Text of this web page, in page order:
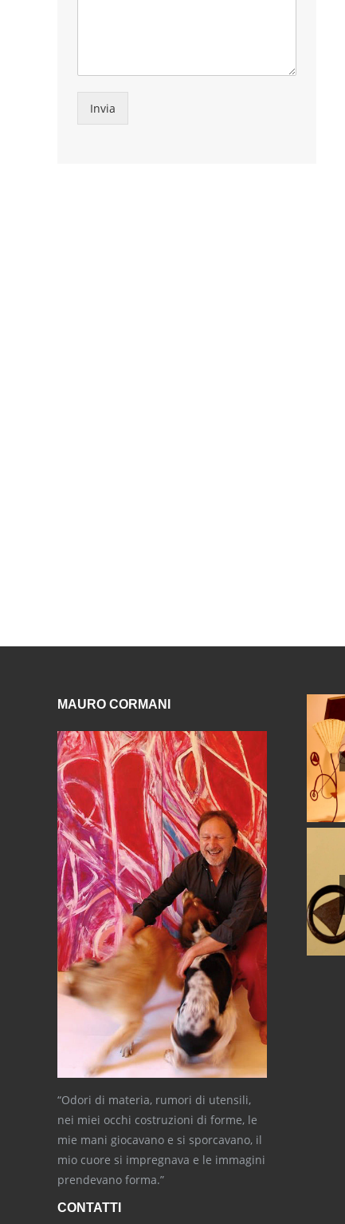
Invia
MAURO CORMANI
“Odori di materia, rumori di utensili,
nei miei occhi costruzioni di forme, le
mie mani giocavano e si sporcavano, il
mio cuore si impregnava e le immagini
prendevano forma.”
CONTATTI